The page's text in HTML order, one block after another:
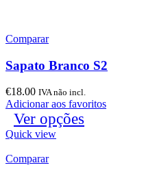
Comparar
Sapato Branco S2
€18.00 IVA não incl.
Adicionar aos favoritos
Ver opções
Quick view
Comparar